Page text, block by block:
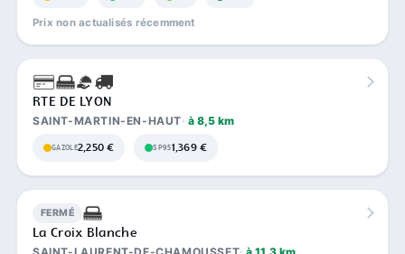
Prix non actualisés récemment
RTE DE LYON
SAINT-MARTIN-EN-HAUT à 8,5 km
GAZOLE2,250 € SP951,369 €
FERMÉ
La Croix Blanche